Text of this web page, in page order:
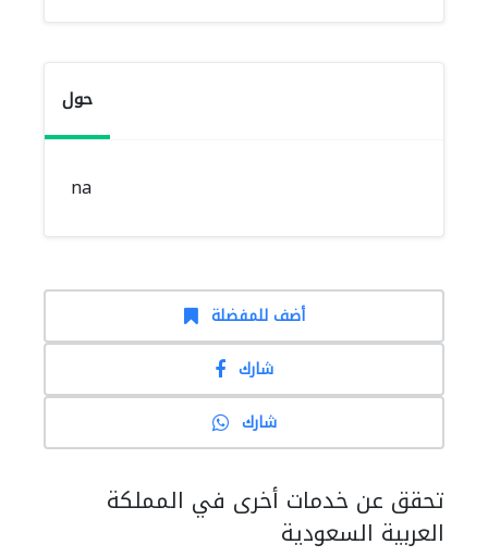
حول
na
أضف للمفضلة
شارك
شارك
تحقق عن خدمات أخرى في المملكة
العربية السعودية